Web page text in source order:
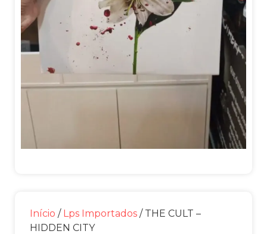
Início / Lps Importados / THE CULT –
HIDDEN CITY